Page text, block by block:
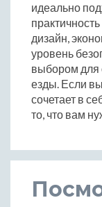
идеально
дизайн,
уровень
выбором для
езды. Если
сочетает в
то, что вам